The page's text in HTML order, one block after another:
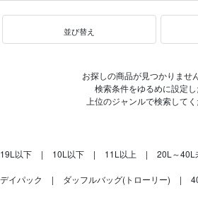
並び替え
お探しの商品が見つかりませ
検索条件をゆるめに設定し
上位のジャンルで検索してく
19L以下 10L以下 11L以上 20L～40L
デイパック ダッフルバッグ(トローリー)